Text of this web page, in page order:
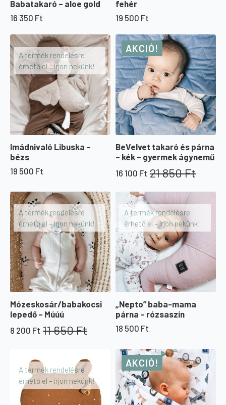
Babatakaró – aloe gold
16 350 Ft
fehér
19 500 Ft
A termék rendelésre
érhető el – írjon nekünk!
Imádnivaló Libuska –
bézs
19 500 Ft
AKCIÓ!
BeVelvet takaró és párna
– kék – gyermek ágynemű
21 850Ft
Original
was:
850 Ft.
16 100 Ft
Current
100 Ft.
A termék rendelésre
érhető el – írjon nekünk!
Mózeskosár/babakocsi
lepedő – Múúú
11 650Ft
Original
650 Ft.
8 200 Ft
Current
200 Ft.
A termék rendelésre
érhető el – írjon nekünk!
„Nepto” baba-mama
párna – rózsaszín
18 500 Ft
A termék rendelésre
érhető el – írjon nekünk!
AKCIÓ!